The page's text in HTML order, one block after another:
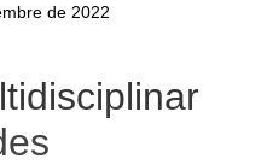
de 2022